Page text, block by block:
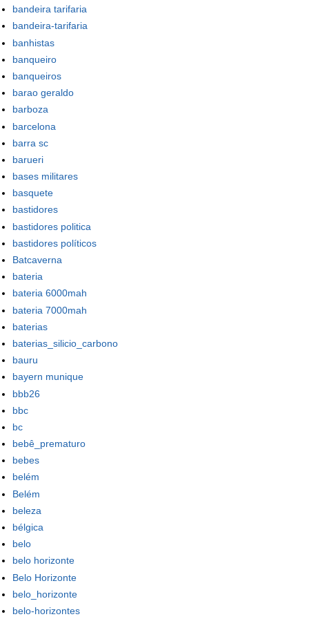
bandeira tarifaria
bandeira-tarifaria
banhistas
banqueiro
banqueiros
barao geraldo
barboza
barcelona
barra sc
barueri
bases militares
basquete
bastidores
bastidores politica
bastidores políticos
Batcaverna
bateria
bateria 6000mah
bateria 7000mah
baterias
baterias_silicio_carbono
bauru
bayern munique
bbb26
bbc
bc
bebê_prematuro
bebes
belém
Belém
beleza
bélgica
belo
belo horizonte
Belo Horizonte
belo_horizonte
belo-horizontes